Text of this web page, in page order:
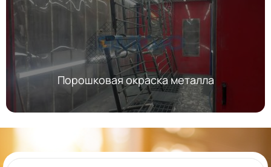
Порошковая окраска металла